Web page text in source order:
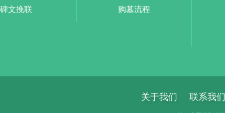
碑文挽联 购墓流程
关于我们 联系我们